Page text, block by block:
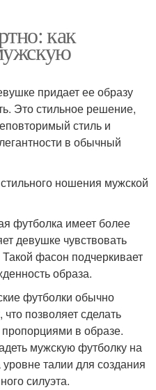
как
придает ее образу
Это стильное решение,
стиль и
в обычный
ношения мужской
футболка имеет более
девушке чувствовать
фасон подчеркивает
образа.
футболки обычно
позволяет сделать
в образе.
мужскую футболку на
талии для создания
силуэта.